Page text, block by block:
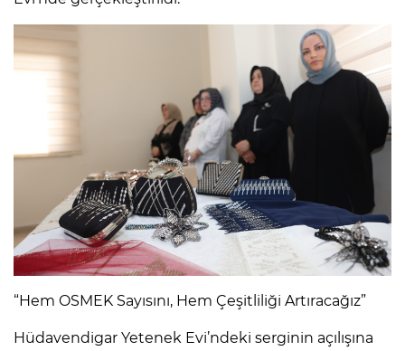
“Hem OSMEK Sayısını, Hem Çeşitliliği Artıracağız”
Hüdavendigar Yetenek Evi’ndeki serginin açılışına